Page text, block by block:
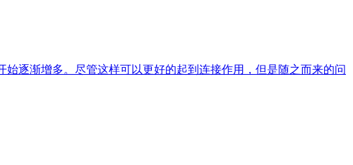
逐渐增多。尽管这样可以更好的起到连接作用，但是随之而来的问